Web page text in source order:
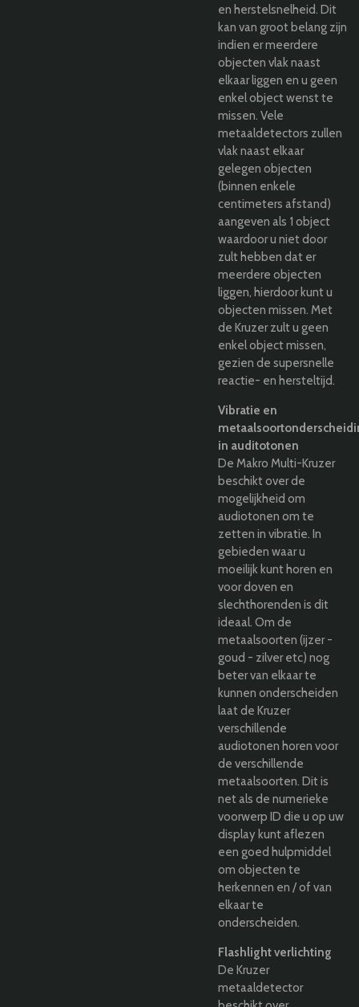
en herstelsnelheid. Dit
kan van groot belang zijn
indien er meerdere
objecten vlak naast
elkaar liggen en u geen
enkel object wenst te
missen. Vele
metaaldetectors zullen
vlak naast elkaar
gelegen objecten
(binnen enkele
centimeters afstand)
aangeven als 1 object
waardoor u niet door
zult hebben dat er
meerdere objecten
liggen, hierdoor kunt u
objecten missen. Met
de Kruzer zult u geen
enkel object missen,
gezien de supersnelle
reactie- en hersteltijd.
Vibratie en
in auditotonen
De Makro Multi-Kruzer
beschikt over de
mogelijkheid om
audiotonen om te
zetten in vibratie. In
gebieden waar u
moeilijk kunt horen en
voor doven en
slechthorenden is dit
ideaal. Om de
metaalsoorten (ijzer -
goud - zilver etc) nog
beter van elkaar te
kunnen onderscheiden
laat de Kruzer
verschillende
audiotonen horen voor
de verschillende
metaalsoorten. Dit is
net als de numerieke
voorwerp ID die u op uw
display kunt aflezen
een goed hulpmiddel
om objecten te
herkennen en / of van
elkaar te
onderscheiden.
Flashlight verlichting
De Kruzer
metaaldetector